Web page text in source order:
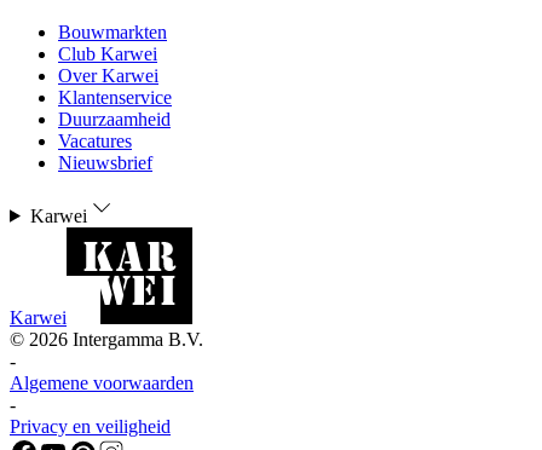
Bouwmarkten
Club Karwei
Over Karwei
Klantenservice
Duurzaamheid
Vacatures
Nieuwsbrief
Karwei
Karwei
© 2026 Intergamma B.V.
-
Algemene voorwaarden
-
Privacy en veiligheid